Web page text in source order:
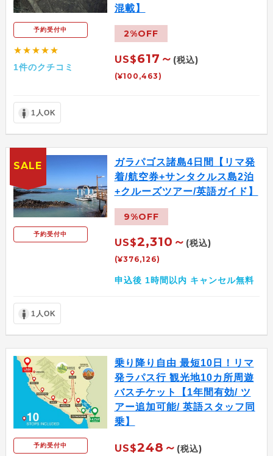
予約受付中
★★★★★
1件のクチコミ
混載】
2%OFF
US$617～ (税込)
(¥100,463)
1人OK
予約受付中
ガラパゴス諸島4日間【リマ発
着/航空券+サンタクルス島2泊
+クルーズツアー/英語ガイド】
9%OFF
US$2,310～ (税込)
(¥376,126)
申込後 1時間以内 キャンセル無料
1人OK
SALE
予約受付中
乗り降り自由 最短10日！リマ
発ラパス行 観光地10カ所周遊
バスチケット【1年間有効/ ツ
アー追加可能/ 英語スタッフ同
乗】
US$248～ (税込)